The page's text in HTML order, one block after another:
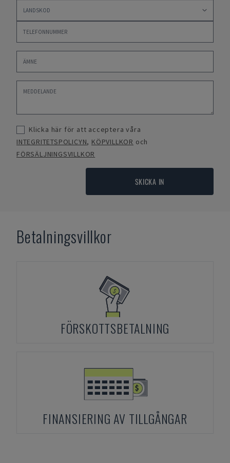
Klicka här för att acceptera våra
INTEGRITETSPOLICYN, KÖPVILLKOR och
FÖRSÄLJNINGSVILLKOR
SKICKA IN
Betalningsvillkor
FÖRSKOTTSBETALNING
FINANSIERING AV TILLGÅNGAR